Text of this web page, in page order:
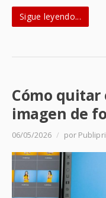
Sigue leyendo...
Cómo quitar
imagen de
06/05/2026 / por